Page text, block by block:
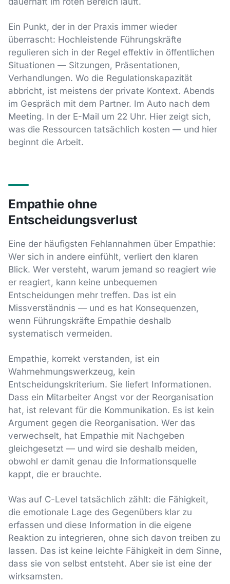
Ein Punkt, der in der Praxis immer wieder
überrascht: Hochleistende Führungskräfte
regulieren sich in der Regel effektiv in öffentlichen
Situationen — Sitzungen, Präsentationen,
Verhandlungen. Wo die Regulationskapazität
abbricht, ist meistens der private Kontext. Abends
im Gespräch mit dem Partner. Im Auto nach dem
Meeting. In der E-Mail um 22 Uhr. Hier zeigt sich,
was die Ressourcen tatsächlich kosten — und hier
beginnt die Arbeit.
Empathie ohne
Entscheidungsverlust
Eine der häufigsten Fehlannahmen über Empathie:
Wer sich in andere einfühlt, verliert den klaren
Blick. Wer versteht, warum jemand so reagiert wie
er reagiert, kann keine unbequemen
Entscheidungen mehr treffen. Das ist ein
Missverständnis — und es hat Konsequenzen,
wenn Führungskräfte Empathie deshalb
systematisch vermeiden.
Empathie, korrekt verstanden, ist ein
Wahrnehmungswerkzeug, kein
Entscheidungskriterium. Sie liefert Informationen.
Dass ein Mitarbeiter Angst vor der Reorganisation
hat, ist relevant für die Kommunikation. Es ist kein
Argument gegen die Reorganisation. Wer das
verwechselt, hat Empathie mit Nachgeben
gleichgesetzt — und wird sie deshalb meiden,
obwohl er damit genau die Informationsquelle
kappt, die er brauchte.
Was auf C-Level tatsächlich zählt: die Fähigkeit,
die emotionale Lage des Gegenübers klar zu
erfassen und diese Information in die eigene
Reaktion zu integrieren, ohne sich davon treiben zu
lassen. Das ist keine leichte Fähigkeit in dem Sinne,
dass sie von selbst entsteht. Aber sie ist eine der
wirksamsten.